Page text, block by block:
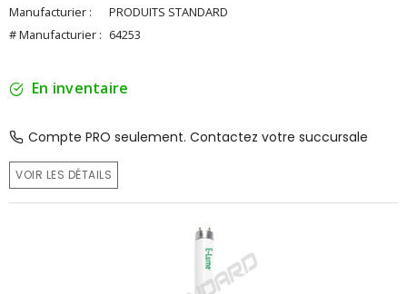
Manufacturier :
PRODUITS STANDARD
# Manufacturier : 64253
En inventaire
Compte PRO seulement. Contactez votre succursale
VOIR LES DÉTAILS